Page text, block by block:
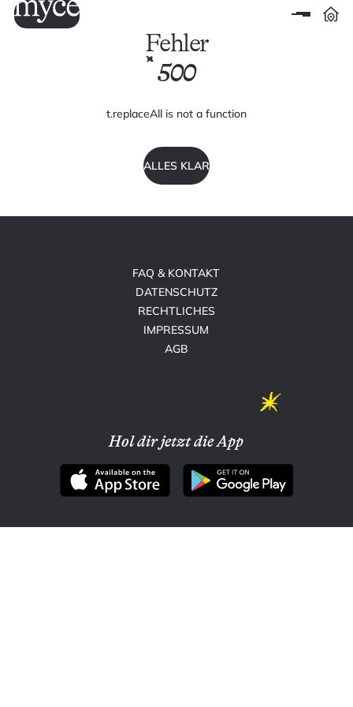
Fehler
500
t.replaceAll is not a function
ALLES KLAR
FAQ & KONTAKT
DATENSCHUTZ
RECHTLICHES
IMPRESSUM
AGB
Hol dir jetzt die App